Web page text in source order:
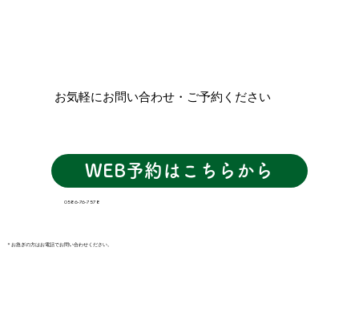
お気軽にお問い合わせ・ご予約ください
0586-76-7578
WEB予約はこちらから
​＊お急ぎの方はお電話でお問い合わせください。